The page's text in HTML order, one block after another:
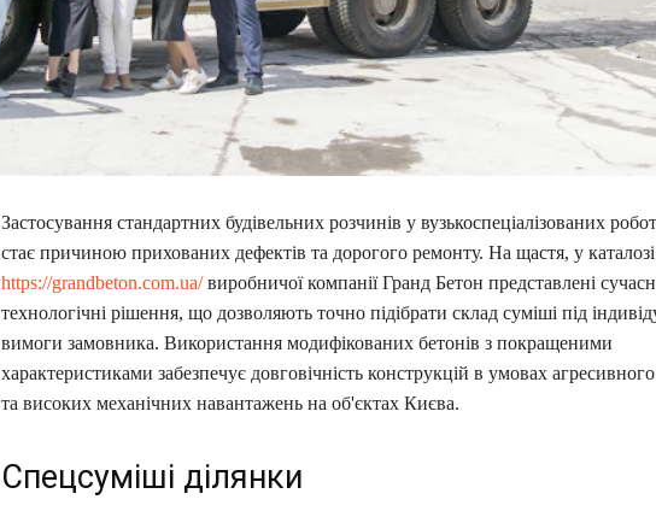
Застосування стандартних будівельних розчинів у вузькоспеціалізованих
стає причиною прихованих дефектів та дорогого ремонту. На щастя, у каталозі
https://grandbeton.com.ua/виробничої компанії Гранд Бетон представлені
технологічні рішення, що дозволяють точно підібрати склад суміші під
вимоги замовника. Використання модифікованих бетонів з покращеними
характеристиками забезпечує довговічність конструкцій в умовах
та високих механічних навантажень на об'єктах Києва.
Спецсуміші ділянки